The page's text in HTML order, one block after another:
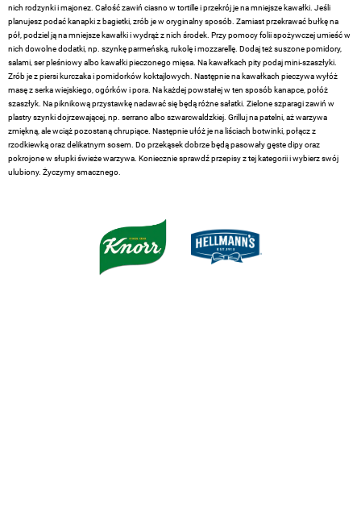
nich rodzynki i majonez. Całość zawiń ciasno w tortille i przekrój je na mniejsze kawałki. Jeśli
planujesz podać kanapki z bagietki, zrób je w oryginalny sposób. Zamiast przekrawać bułkę na
pół, podziel ją na mniejsze kawałki i wydrąż z nich środek. Przy pomocy folii spożywczej umieść w
nich dowolne dodatki, np. szynkę parmeńską, rukolę i mozzarellę. Dodaj też suszone pomidory,
salami, ser pleśniowy albo kawałki pieczonego mięsa. Na kawałkach pity podaj mini-szaszłyki.
Zrób je z piersi kurczaka i pomidorków koktajlowych. Następnie na kawałkach pieczywa wyłóż
masę z serka wiejskiego, ogórków i pora. Na każdej powstałej w ten sposób kanapce, połóż
szaszłyk. Na piknikową przystawkę nadawać się będą różne sałatki. Zielone szparagi zawiń w
plastry szynki dojrzewającej, np. serrano albo szwarcwaldzkiej. Grilluj na patelni, aż warzywa
zmiękną, ale wciąż pozostaną chrupiące. Następnie ułóż je na liściach botwinki, połącz z
rzodkiewką oraz delikatnym sosem. Do przekąsek dobrze będą pasowały gęste dipy oraz
pokrojone w słupki świeże warzywa. Koniecznie sprawdź przepisy z tej kategorii i wybierz swój
ulubiony. Życzymy smacznego.